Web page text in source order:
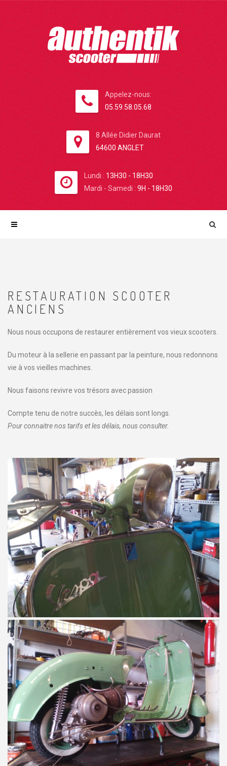
Appelez-nous:
05.59.58.05.68
8 Allée Didier Daurat
64600 ANGLET
Lundi : 13H30 - 18H30
Mardi - Samedi : 9H - 18H30
RESTAURATION
RESTAURATION SCOOTER
ANCIENS
Nous nous occupons de restaurer entièrement vos vieux scooters.
Du moteur à la sellerie en passant par la peinture, nous redonnons
vie à vos vieilles machines.
Nous faisons revivre vos trésors avec passion
Compte tenu de notre succès, les délais sont longs.
Pour connaitre nos tarifs et les délais, nous consulter.